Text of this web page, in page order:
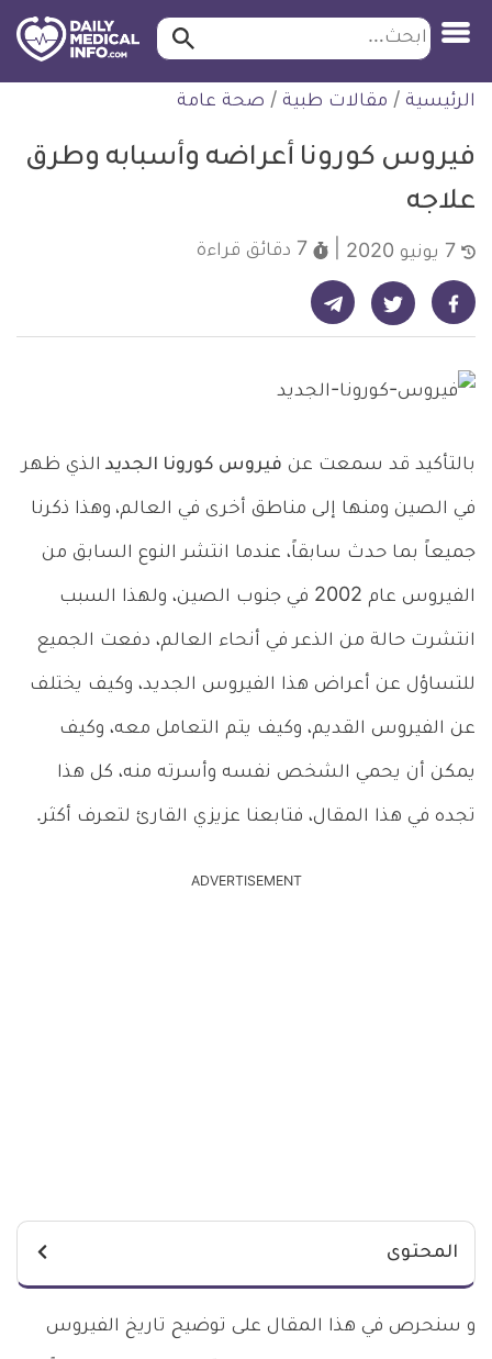
التخطي
للمحتوى
ابحث ابحث…
الرئيسية / مقالات طبية / صحة عامة
فيروس كورونا أعراضه وأسبابه وطرق
علاجه
7 دقائق قراءة
شارك على فيسبوك - ديلي ميديكال انفو شارك على تويتر - ديلي ميديكال انفو شارك على تيليجرام - ديلي ميديكال انفو
بالتأكيد قد سمعت عن فيروس كورونا الجديد الذي ظهر
في الصين ومنها إلى مناطق أخرى في العالم، وهذا ذكرنا
جميعاً بما حدث سابقاً، عندما انتشر النوع السابق من
الفيروس عام 2002 في جنوب الصين، ولهذا السبب
انتشرت حالة من الذعر في أنحاء العالم، دفعت الجميع
للتساؤل عن أعراض هذا الفيروس الجديد، وكيف يختلف
عن الفيروس القديم، وكيف يتم التعامل معه، وكيف
يمكن أن يحمي الشخص نفسه وأسرته منه، كل هذا
تجده في هذا المقال، فتابعنا عزيزي القارئ لتعرف أكثر.
ADVERTISEMENT
المحتوى
و سنحرص في هذا المقال على توضيح تاريخ الفيروس